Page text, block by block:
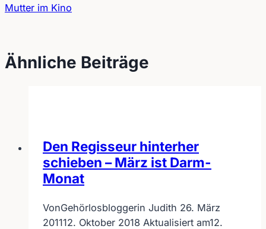
Beitragsnavigation
Mutter im Kino
Ähnliche Beiträge
Den Regisseur hinterher
schieben – März ist Darm-
Monat
VonGehörlosbloggerin Judith 26. März
201112. Oktober 2018 Aktualisiert am12.